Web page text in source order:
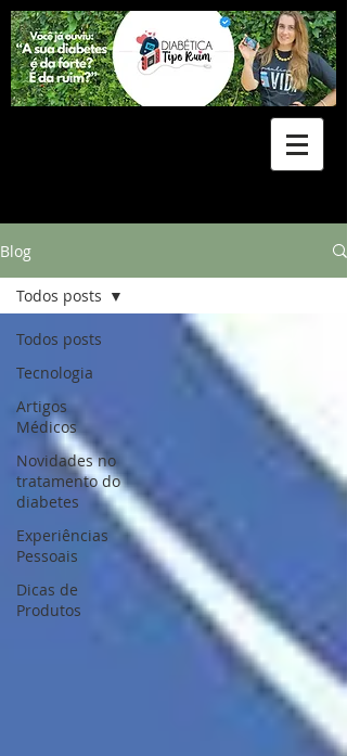
Blog
Todos posts
Tecnologia
Artigos
Médicos
Novidades no
tratamento do
diabetes
Experiências
Pessoais
Dicas de
Produtos
Todos posts